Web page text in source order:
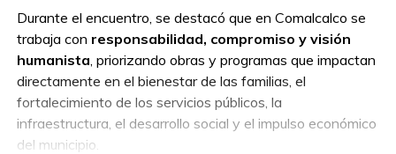
Durante el encuentro, se destacó que en Comalcalco se
trabaja con responsabilidad, compromiso y visión
humanista , priorizando obras y programas que impactan
directamente en el bienestar de las familias, el
fortalecimiento de los servicios públicos, la
infraestructura, el desarrollo social y el impulso económico
del municipio.